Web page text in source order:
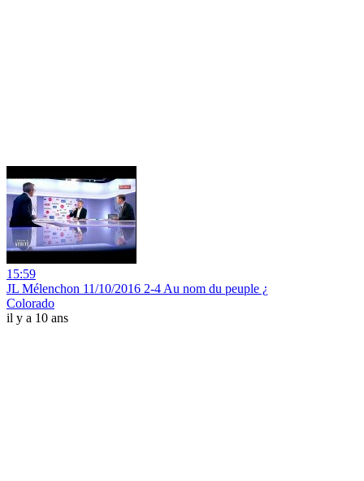
15:59
JL Mélenchon 11/10/2016 2-4 Au nom du peuple ¿
Colorado
il y a 10 ans